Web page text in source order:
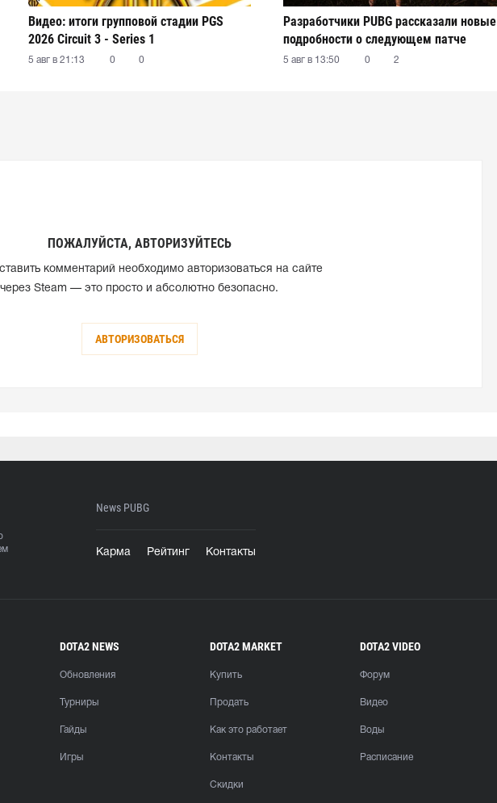
Видео: итоги групповой стадии PGS
2026 Circuit 3 - Series 1
5 авг в 21:13 0 0
Разработчики PUBG рассказали новые
подробности о следующем патче
5 авг в 13:50 0 2
ПОЖАЛУЙСТА, АВТОРИЗУЙТЕСЬ
комментарий необходимо авторизоваться на сайте
через Steam — это просто и абсолютно безопасно.
АВТОРИЗОВАТЬСЯ
News PUBG
Карма Рейтинг Контакты
DOTA2 NEWS
Обновления
Турниры
Гайды
Игры
DOTA2 MARKET
Купить
Продать
Как это работает
Контакты
Скидки
DOTA2 VIDEO
Форум
Видео
Воды
Расписание